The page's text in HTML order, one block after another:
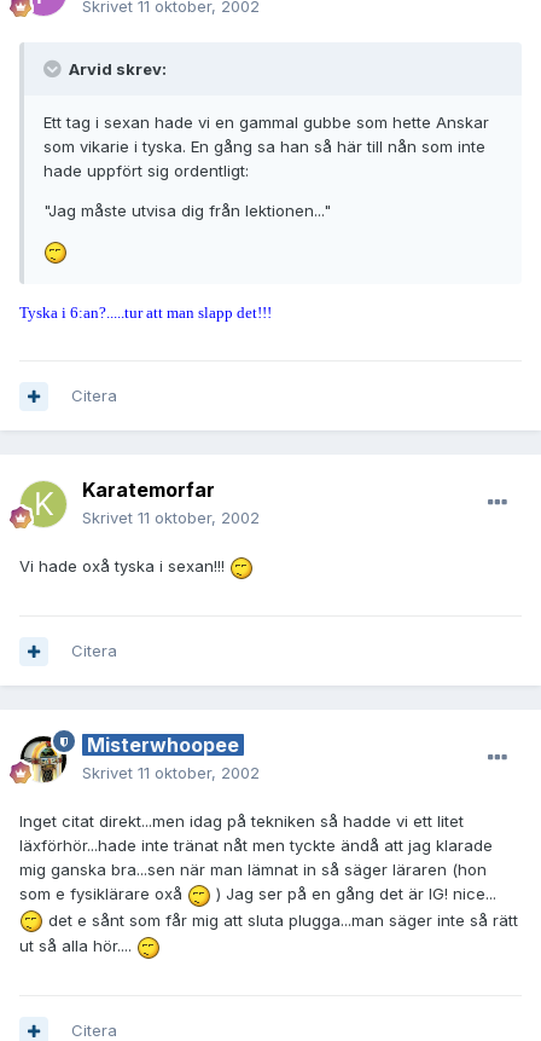
Skrivet 11 oktober, 2002
Arvid skrev:
Ett tag i sexan hade vi en gammal gubbe som hette Anskar
som vikarie i tyska. En gång sa han så här till nån som inte
hade uppfört sig ordentligt:
"Jag måste utvisa dig från lektionen..."
Tyska i 6:an?.....tur att man slapp det!!!
Citera
Karatemorfar
Skrivet 11 oktober, 2002
Vi hade oxå tyska i sexan!!!
Citera
Misterwhoopee
Skrivet 11 oktober, 2002
Inget citat direkt...men idag på tekniken så hadde vi ett litet
läxförhör...hade inte tränat nåt men tyckte ändå att jag klarade
mig ganska bra...sen när man lämnat in så säger läraren (hon
som e fysiklärare oxå
) Jag ser på en gång det är IG! nice...
det e sånt som får mig att sluta plugga...man säger inte så rätt
ut så alla hör....
Citera